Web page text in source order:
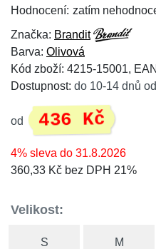
Hodnocení: zatím
Značka: Brandit
Barva: Olivová
Kód zboží: 4215-15001,
Dostupnost: do 10-14 dnů
od 436 Kč
4% sleva do 31.8.2026
360,33 Kč bez DPH 21%
Velikost:
S M